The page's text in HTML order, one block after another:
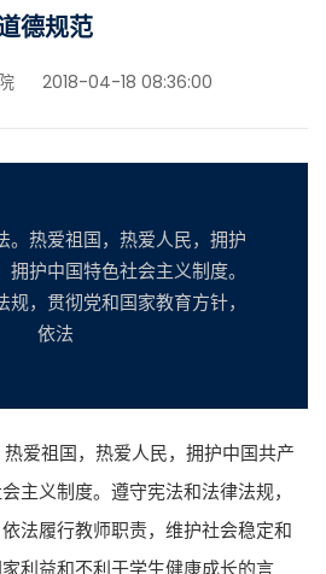
德规范
2018-04-18 08:36:00
热爱祖国，热爱人民，拥护
拥护中国特色社会主义制度。
，贯彻党和国家教育方针，
依法
祖国，热爱人民，拥护中国共产
主义制度。遵守宪法和法律法规，
法履行教师职责，维护社会稳定和
利益和不利于学生健康成长的言